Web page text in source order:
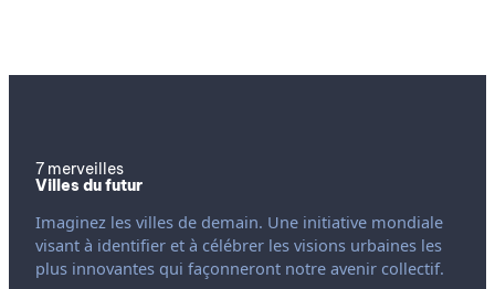
7 merveilles
Villes du futur
Imaginez les villes de demain. Une initiative mondiale
visant à identifier et à célébrer les visions urbaines les
plus innovantes qui façonneront notre avenir collectif.